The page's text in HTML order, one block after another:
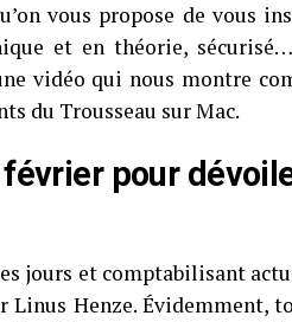
vous propose de vous
et en théorie, sécurisé…
vidéo qui nous montre
du Trousseau sur Mac.
pour
jours et comptabilisant
Linus Henze. Évidemment,